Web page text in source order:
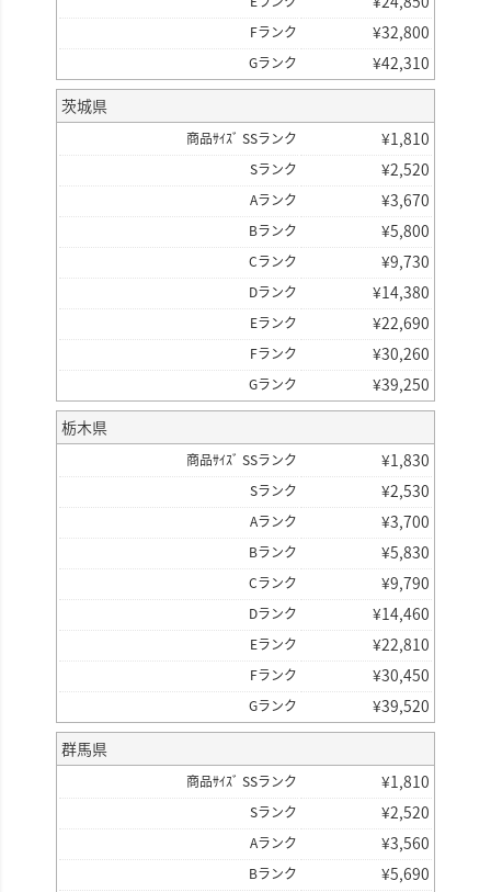
Fランク ¥32,800
Gランク ¥42,310
茨城県
商品ｻｲｽﾞ SSランク ¥1,810
Sランク ¥2,520
Aランク ¥3,670
Bランク ¥5,800
Cランク ¥9,730
Dランク ¥14,380
Eランク ¥22,690
Fランク ¥30,260
Gランク ¥39,250
栃木県
商品ｻｲｽﾞ SSランク ¥1,830
Sランク ¥2,530
Aランク ¥3,700
Bランク ¥5,830
Cランク ¥9,790
Dランク ¥14,460
Eランク ¥22,810
Fランク ¥30,450
Gランク ¥39,520
群馬県
商品ｻｲｽﾞ SSランク ¥1,810
Sランク ¥2,520
Aランク ¥3,560
Bランク ¥5,690